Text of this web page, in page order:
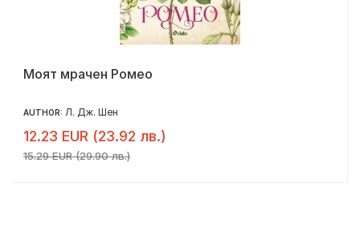
Моят мрачен Ромео
AUTHOR: Л. Дж. Шен
12.23 EUR (23.92 лв.)
15.29 EUR (29.90 лв.)